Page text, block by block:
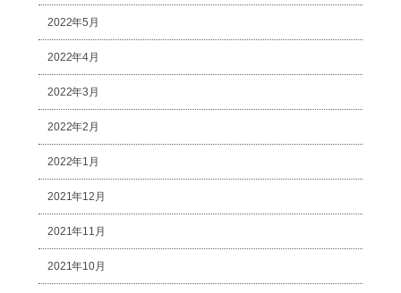
2022年5月
2022年4月
2022年3月
2022年2月
2022年1月
2021年12月
2021年11月
2021年10月